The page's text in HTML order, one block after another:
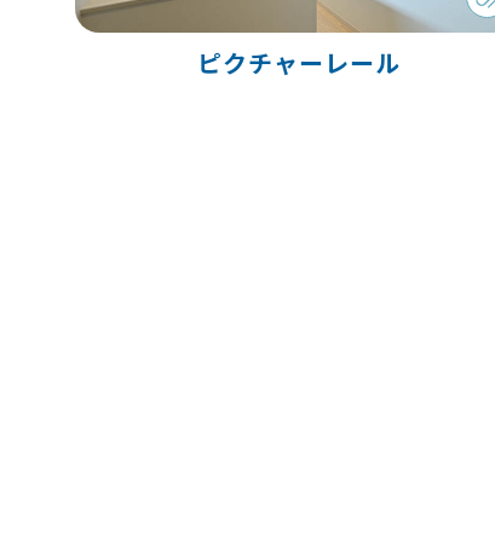
ピクチャーレール